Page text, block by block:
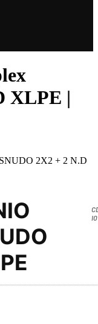
XLPE |
2X2 + 2 N.D